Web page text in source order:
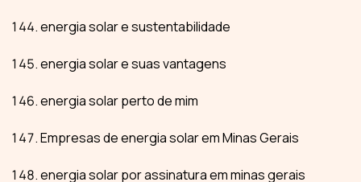
energia solar e sustentabilidade
energia solar e suas vantagens
energia solar perto de mim
Empresas de energia solar em Minas Gerais
energia solar por assinatura em minas gerais